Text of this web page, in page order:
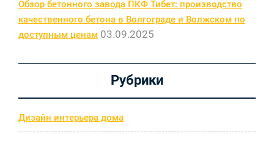
Обзор бетонного завода ПКФ Тибет: производство
качественного бетона в Волгограде и Волжском по
доступным ценам 03.09.2025
Рубрики
Дизайн интерьера дома